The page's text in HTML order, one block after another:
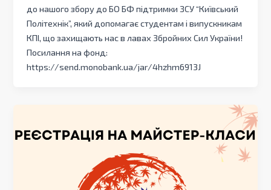
до нашого збору до БО БФ підтримки ЗСУ “Київський
Політехнік”, який допомагає студентам і випускникам
КПІ, що захищають нас в лавах Збройних Сил України!
Посилання на фонд:
https://send.monobank.ua/jar/4hzhm6913J